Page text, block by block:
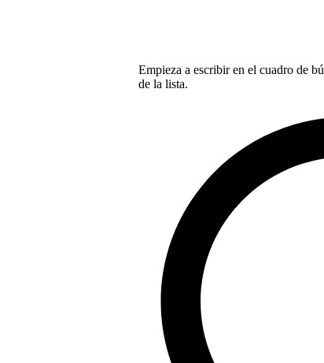
Empieza a escribir en el cuadro de
de la lista.